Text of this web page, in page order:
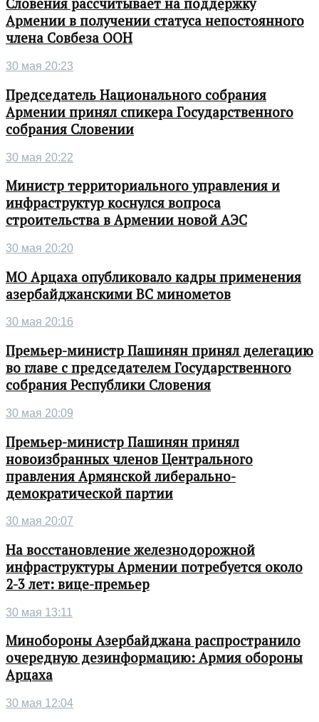
Словения рассчитывает на поддержку
Армении в получении статуса непостоянного
члена Совбеза ООН
30 мая 20:23
Председатель Национального собрания
Армении принял спикера Государственного
собрания Словении
30 мая 20:22
Министр территориального управления и
инфраструктур коснулся вопроса
строительства в Армении новой АЭС
30 мая 20:20
МО Арцаха опубликовало кадры применения
азербайджанскими ВС минометов
30 мая 20:16
Премьер-министр Пашинян принял делегацию
во главе с председателем Государственного
собрания Республики Словения
30 мая 20:09
Премьер-министр Пашинян принял
новоизбранных членов Центрального
правления Армянской либерально-
демократической партии
30 мая 20:07
На восстановление железнодорожной
инфраструктуры Армении потребуется около
2-3 лет: вице-премьер
30 мая 13:11
Минобороны Азербайджана распространило
очередную дезинформацию: Армия обороны
Арцаха
30 мая 12:04